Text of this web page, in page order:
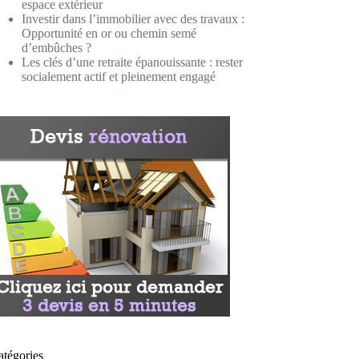
espace extérieur
Investir dans l’immobilier avec des travaux :
Opportunité en or ou chemin semé
d’embûches ?
Les clés d’une retraite épanouissante : rester
socialement actif et pleinement engagé